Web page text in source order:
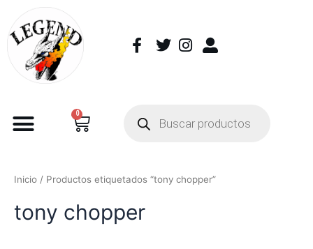
0
Inicio / Productos etiquetados “tony chopper”
tony chopper